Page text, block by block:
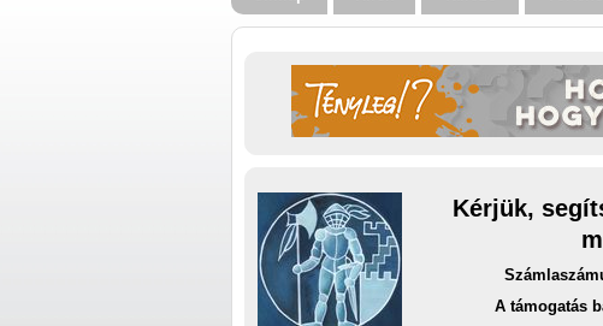
Kérjük,
A támogatás